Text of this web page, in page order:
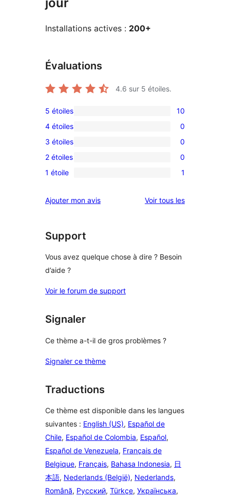
Installations actives : 200+
Évaluations
4.6 sur 5 étoiles.
10
avis
à
5
étoiles
5 étoiles 10
0
avis
à
4
4 étoiles 0
0
avis
à
étoile
3 étoiles 0
0
avis
2
2 étoiles 0
1
à
étoile
1 étoile 1
Ajouter mon avis Voir tous lesavis
Support
Vous avez quelque chose à dire ? Besoin
d’aide ?
Voir le forum de support
Signaler
Ce thème a-t-il de gros problèmes ?
Signaler ce thème
Traductions
Ce thème est disponible dans les langues
suivantes : English (US), Español de
Chile, Español de Colombia, Español,
Español de Venezuela, Français de
Belgique, Français, Bahasa Indonesia, 日
本語, Nederlands (België), Nederlands,
Română, Русский, Türkçe, Українська,